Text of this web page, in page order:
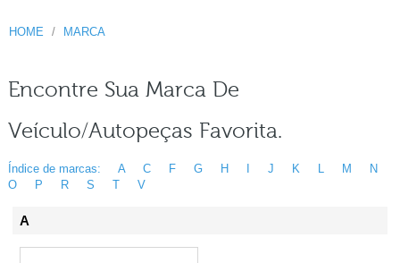
HOME MARCA
Encontre Sua Marca De
Veículo/autopeças Favorita.
Índice de marcas: A C F G H I J K L M
N
O
P R S T V
A